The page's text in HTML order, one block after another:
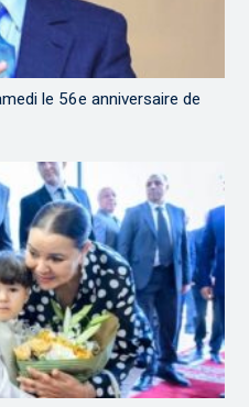
le 56e anniversaire de